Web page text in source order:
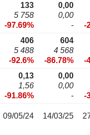
133
5 758
-97.69%
0,00
0,00
-
-
406
5 488
-92.6%
604
4 568
-86.78%
-
0,13
1,56
-91.86%
0,00
0,00
-
-
09/05/24 14/03/25